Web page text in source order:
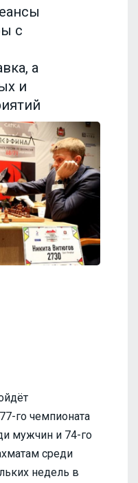
с
а
и
го чемпионата
мужчин и 74-го
среди
недель в